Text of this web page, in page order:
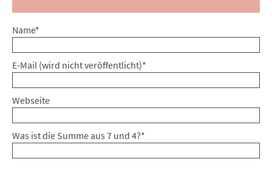
Pflichtfeld
Name*
Pflichtfeld
E-Mail (wird nicht veröffentlicht)*
Webseite
Was ist die Summe aus 7 und 4?*